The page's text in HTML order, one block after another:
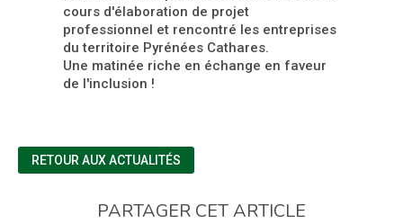
cours d'élaboration de projet
professionnel et rencontré les entreprises
du territoire Pyrénées Cathares.
Une matinée riche en échange en faveur
de l'inclusion !
RETOUR AUX ACTUALITÉS
PARTAGER CET ARTICLE